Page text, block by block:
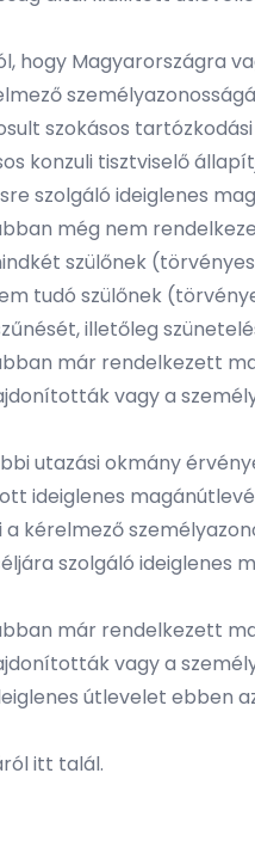
hogy Magyarországra
szokásos
konzuli tisztviselő
szolgáló ideiglenes
még nem
szülőnek
tudó szülőnek
illetőleg
már rendelkezett
vagy a
utazási okmány
ideiglenes
kérelmező
szolgáló
már rendelkezett
vagy a
útlevelet ebben
itt talál.